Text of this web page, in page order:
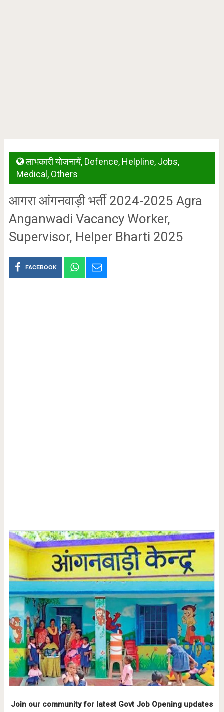
लाभकारी योजनायें, Defence, Helpline, Jobs,
Medical , Others
आगरा आंगनवाड़ी भर्ती 2024-2025 Agra
Anganwadi Vacancy Worker,
Supervisor, Helper Bharti 2025
FACEBOOK
Join our community for latest Govt Job Opening updates